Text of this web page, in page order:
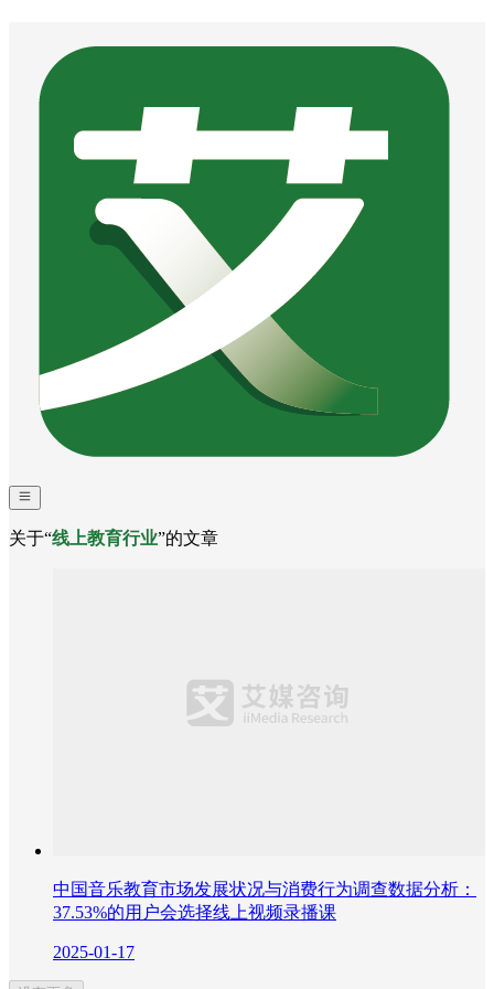
关于“线上教育行业”的文章
中国音乐教育市场发展状况与消费行为调查数据分析：
37.53%的用户会选择线上视频录播课
2025-01-17